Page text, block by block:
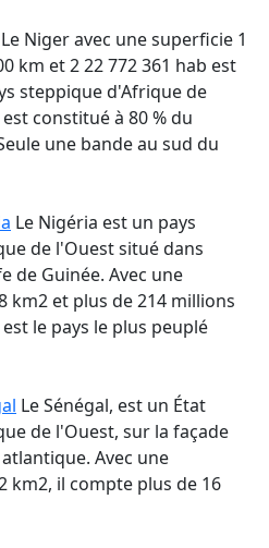
Le Niger avec une superficie 1
km et 2 22 772 361 hab est
steppique d'Afrique de
constitué à 80 % du
une bande au sud du
Le Nigéria est un pays
de l'Ouest situé dans
de Guinée. Avec une
km2 et plus de 214 millions
le pays le plus peuplé
Le Sénégal, est un État
de l'Ouest, sur la façade
Avec une
km2, il compte plus de 16